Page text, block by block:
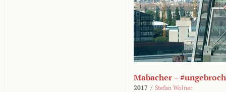
Mabacher –
2017 / Stefan Wolner